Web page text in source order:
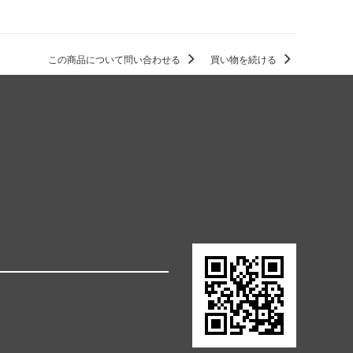
この商品について問い合わせる 買い物を続ける